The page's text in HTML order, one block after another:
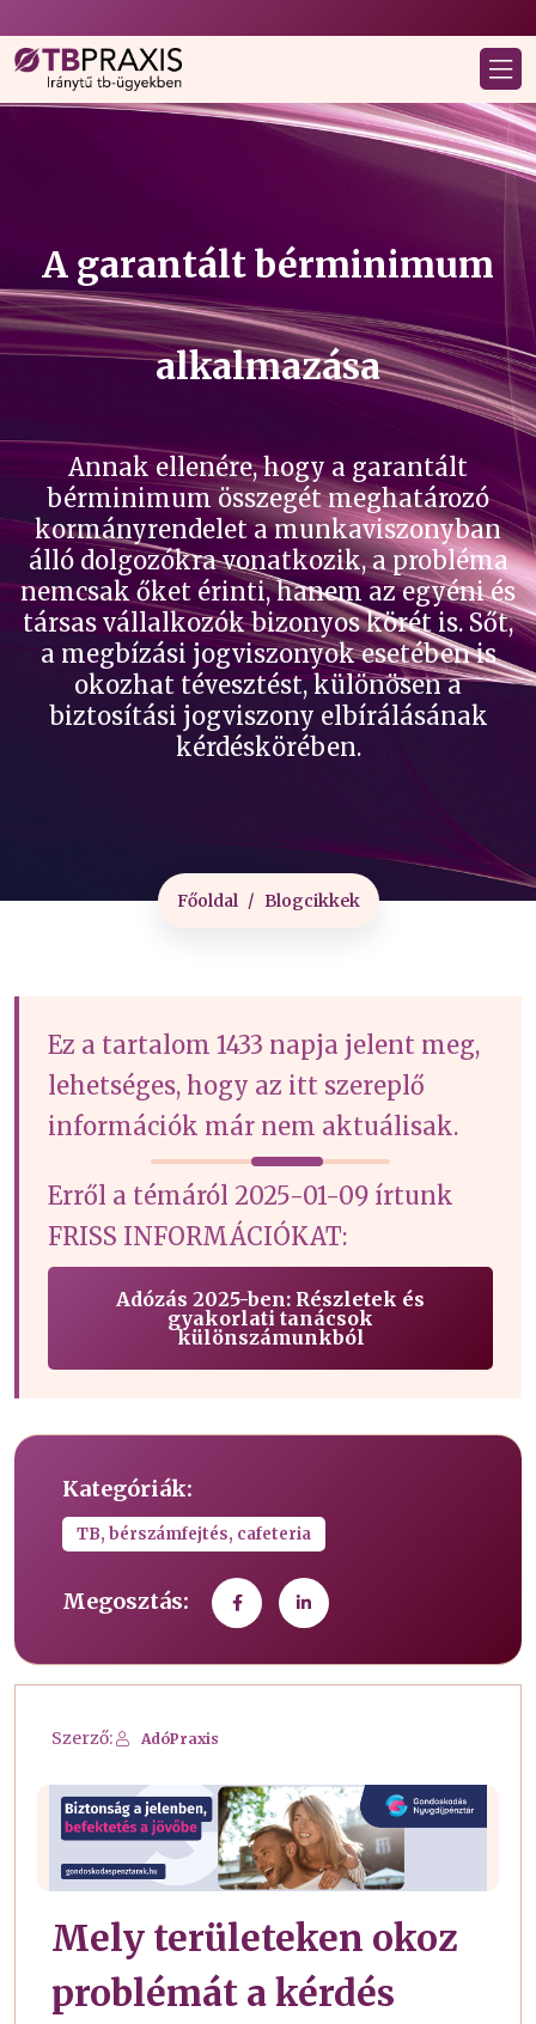
A garantált bérminimum
alkalmazása
Annak ellenére, hogy a garantált
bérminimum összegét meghatározó
kormányrendelet a munkaviszonyban
álló dolgozókra vonatkozik, a probléma
nemcsak őket érinti, hanem az egyéni és
társas vállalkozók bizonyos körét is. Sőt,
a megbízási jogviszonyok esetében is
okozhat tévesztést, különösen a
biztosítási jogviszony elbírálásának
kérdéskörében.
Főoldal Blogcikkek
Ez a tartalom 1433 napja jelent meg,
lehetséges, hogy az itt szereplő
információk már nem aktuálisak.
Erről a témáról 2025-01-09 írtunk
FRISS INFORMÁCIÓKAT:
Adózás 2025-ben: Részletek és
gyakorlati tanácsok
különszámunkból
Kategóriák:
TB, bérszámfejtés, cafeteria
Megosztás:
Szerző: AdóPraxis
Mely területeken okoz
problémát a kérdés